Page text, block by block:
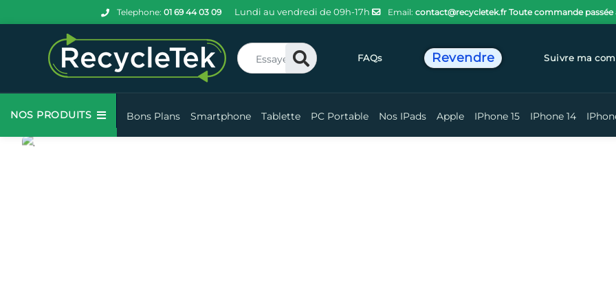
Telephone: 01 69 44 03 09 Lundi au vendredi de 09h-17h Email: contact@recycletek.fr Toute commande passée
Rechercher FAQs Revendre Suivre ma
NOS PRODUITS Bons Plans Smartphone Tablette PC Portable Nos IPads Apple IPhone 15 IPhone 14
.